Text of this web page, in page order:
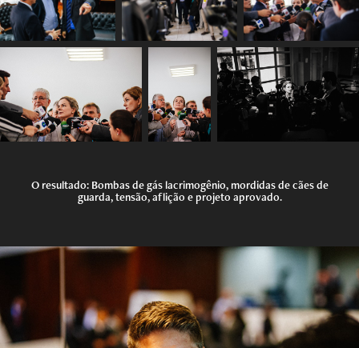
O resultado: Bombas de gás lacrimogênio, mordidas de cães de
guarda, tensão, aflição e projeto aprovado.